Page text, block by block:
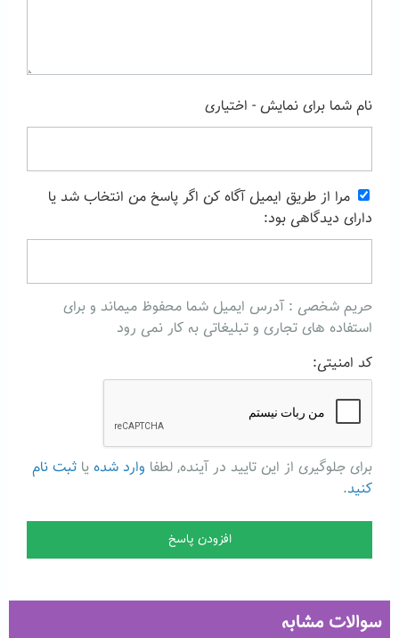
نام شما برای نمایش - اختیاری
مرا از طریق ایمیل آگاه کن اگر پاسخ من انتخاب شد یا
دارای دیدگاهی بود:
حریم شخصی : آدرس ایمیل شما محفوظ میماند و برای
استفاده های تجاری و تبلیغاتی به کار نمی رود
کد امنیتی:
برای جلوگیری از این تایید در آینده, لطفا وارد شده یا ثبت نام
کنید.
سوالات مشابه